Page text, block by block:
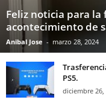
Feliz noticia para
acontecimiento de
Anibal Jose - marzo 28, 2024
PS5.
diciembre 26,